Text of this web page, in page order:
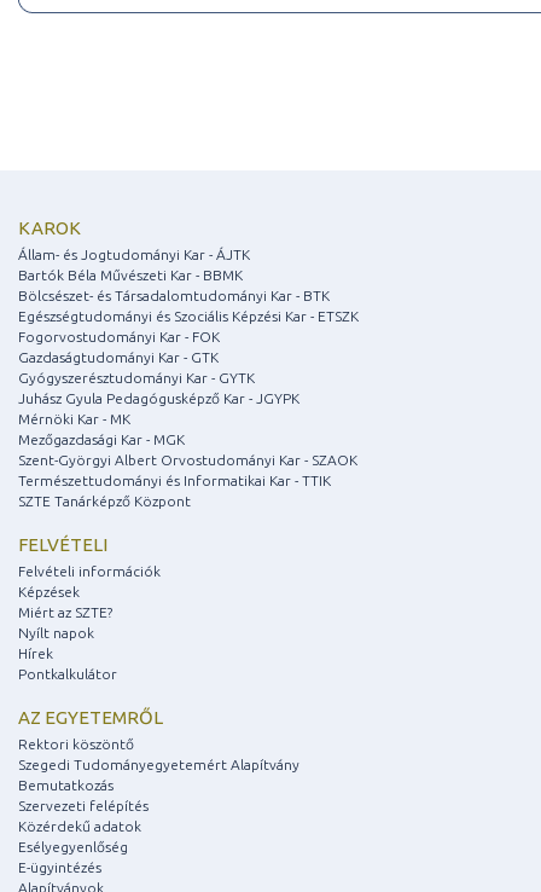
KAROK
Állam- és Jogtudományi Kar - ÁJTK
Bartók Béla Művészeti Kar - BBMK
Bölcsészet- és Társadalomtudományi Kar - BTK
Egészségtudományi és Szociális Képzési Kar - ETSZK
Fogorvostudományi Kar - FOK
Gazdaságtudományi Kar - GTK
Gyógyszerésztudományi Kar - GYTK
Juhász Gyula Pedagógusképző Kar - JGYPK
Mérnöki Kar - MK
Mezőgazdasági Kar - MGK
Szent-Györgyi Albert Orvostudományi Kar - SZAOK
Természettudományi és Informatikai Kar - TTIK
SZTE Tanárképző Központ
FELVÉTELI
Felvételi információk
Képzések
Miért az SZTE?
Nyílt napok
Hírek
Pontkalkulátor
AZ EGYETEMRŐL
Rektori köszöntő
Szegedi Tudományegyetemért Alapítvány
Bemutatkozás
Szervezeti felépítés
Közérdekű adatok
Esélyegyenlőség
E-ügyintézés
Alapítványok